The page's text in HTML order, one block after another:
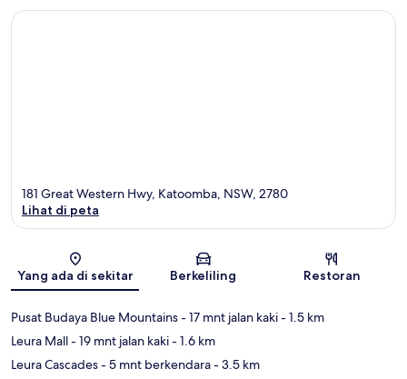
Peta
181 Great Western Hwy, Katoomba, NSW, 2780
Lihat di peta
Yang ada di sekitar Berkeliling Restoran
Pusat Budaya Blue Mountains- 17 mnt jalan kaki- 1.5 km
Leura Mall- 19 mnt jalan kaki- 1.6 km
Leura Cascades- 5 mnt berkendara- 3.5 km